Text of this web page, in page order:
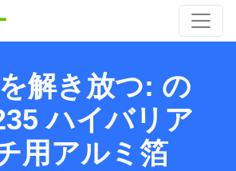
解き放つ: の
ハイバリア
用アルミ箔